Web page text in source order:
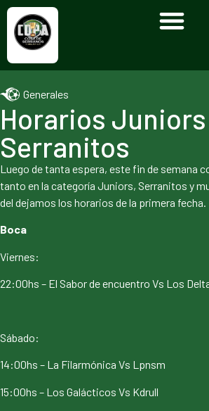
Generales
Horarios
Serranitos
Luego de tanta espera, este fin de semana
tanto en la categoría Juniors, Serranitos y
del dejamos los horarios de la primera fecha.
Boca
Viernes:
22:00hs – El Sabor de encuentro Vs Los
Sábado:
14:00hs – La Filarmónica Vs Lpnsm
15:00hs – Los Galácticos Vs Kdrull